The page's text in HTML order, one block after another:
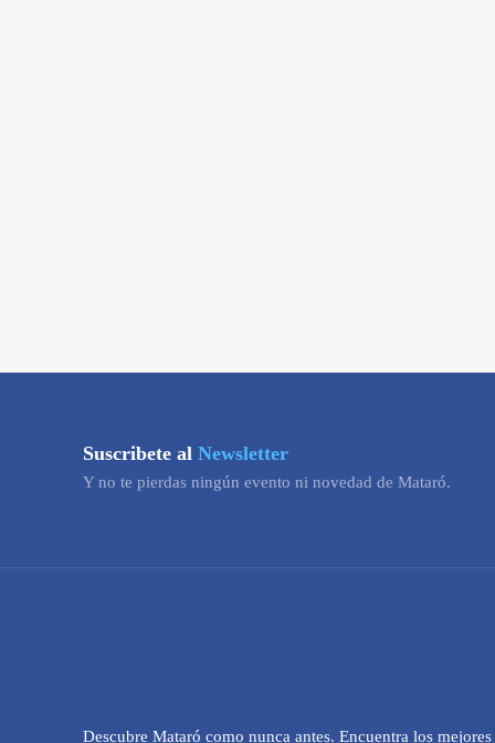
Suscribete al Newsletter
Y no te pierdas ningún evento ni novedad de Mataró.
Descubre Mataró como nunca antes. Encuentra los mejores